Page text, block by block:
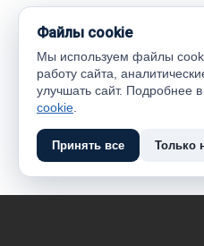
Файлы cookie
Мы используем файлы
работу сайта,
улучшать сайт. Подробнее в
cookie
Принять все Только